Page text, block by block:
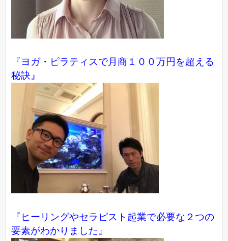
『ヨガ・ピラティスで月商１００万円を超える
秘訣』
『ヒーリングやセラピスト起業で必要な２つの
要素がわかりました』